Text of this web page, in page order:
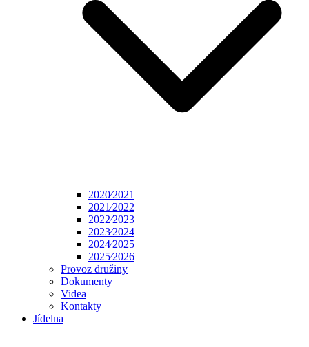
2020⁄2021
2021⁄2022
2022⁄2023
2023⁄2024
2024⁄2025
2025⁄2026
Provoz družiny
Dokumenty
Videa
Kontakty
Jídelna